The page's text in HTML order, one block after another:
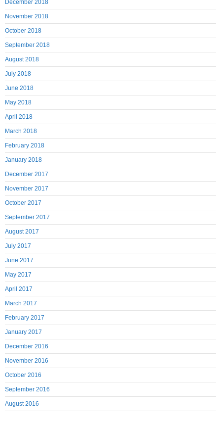
December 2018
November 2018
October 2018
September 2018
August 2018
July 2018
June 2018
May 2018
April 2018
March 2018
February 2018
January 2018
December 2017
November 2017
October 2017
September 2017
August 2017
July 2017
June 2017
May 2017
April 2017
March 2017
February 2017
January 2017
December 2016
November 2016
October 2016
September 2016
August 2016